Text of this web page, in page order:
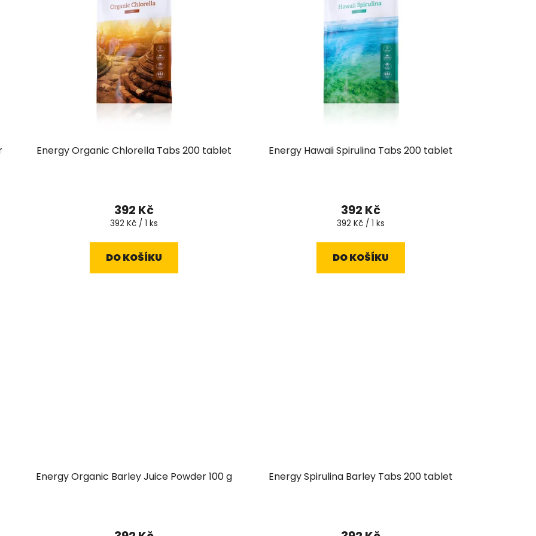
Energy Organic Chlorella Tabs 200 tablet
392 Kč
Měrná
392 Kč / 1 ks
DO KOŠÍKU
Energy Hawaii Spirulina Tabs 200 tablet
392 Kč
Měrná
392 Kč / 1 ks
DO KOŠÍKU
Energy Organic Barley Juice Powder 100 g Energy Spirulina Barley Tabs 200 tablet